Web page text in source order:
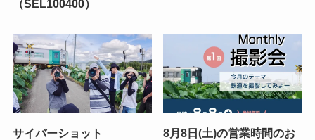
（SEL100400）
サイバーショット
8月8日(土)の営業時間のお